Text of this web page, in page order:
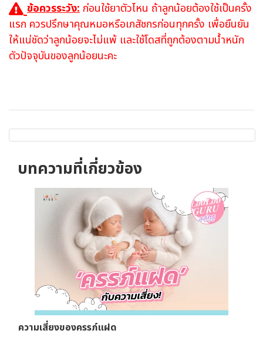
ข้อควรระวัง: ก่อนใช้ยาตัวไหน ถ้าลูกน้อยต้องใช้เป็นครั้ง
แรก ควรปรึกษาคุณหมอหรือเภสัชกรก่อนทุกครั้ง เพื่อยืนยัน
ให้แน่ชัดว่าลูกน้อยจะไม่แพ้ และใช้โดสที่ถูกต้องตามน้ำหนัก
ตัวปัจจุบันของลูกน้อยนะคะ
บทความที่เกี่ยวข้อง
ความเสี่ยงของครรภ์แฝด